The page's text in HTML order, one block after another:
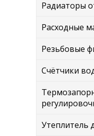
Радиаторы
Расходные
Резьбовые
Счётчики
Утеплитель